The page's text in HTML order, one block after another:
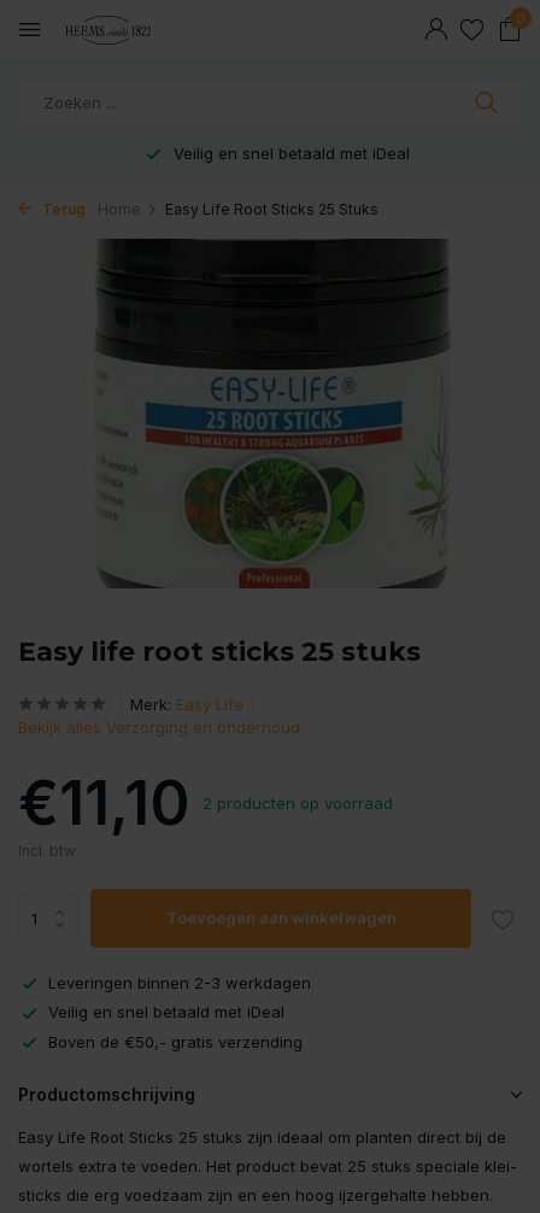
0
Veilig en snel betaald met iDeal
Terug Home Easy Life Root Sticks 25 Stuks
Easy life root sticks 25 stuks
Merk: Easy Life
Bekijk alles Verzorging en onderhoud
€11,10 2 producten op voorraad
Incl. btw
Toevoegen aan winkelwagen
Leveringen binnen 2-3 werkdagen
Veilig en snel betaald met iDeal
Boven de €50,- gratis verzending
Productomschrijving
Easy Life Root Sticks 25 stuks zijn ideaal om planten direct bij de
wortels extra te voeden. Het product bevat 25 stuks speciale klei-
sticks die erg voedzaam zijn en een hoog ijzergehalte hebben.